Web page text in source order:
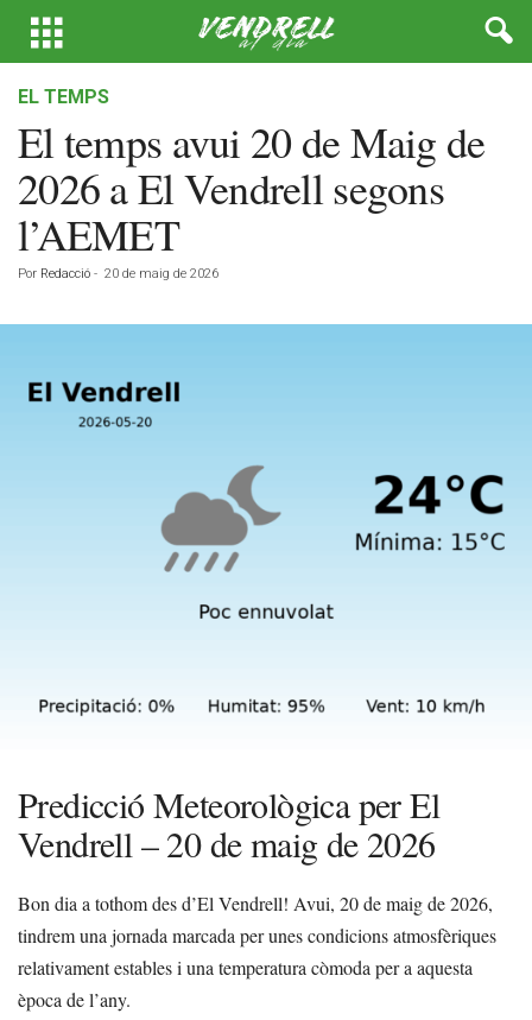
EL TEMPS
El temps avui 20 de Maig de
2026 a El Vendrell segons
l’AEMET
Por Redacció - 20 de maig de 2026
Predicció Meteorològica per El
Vendrell – 20 de maig de 2026
Bon dia a tothom des d’El Vendrell! Avui, 20 de maig de 2026,
tindrem una jornada marcada per unes condicions atmosfèriques
relativament estables i una temperatura còmoda per a aquesta
època de l’any.